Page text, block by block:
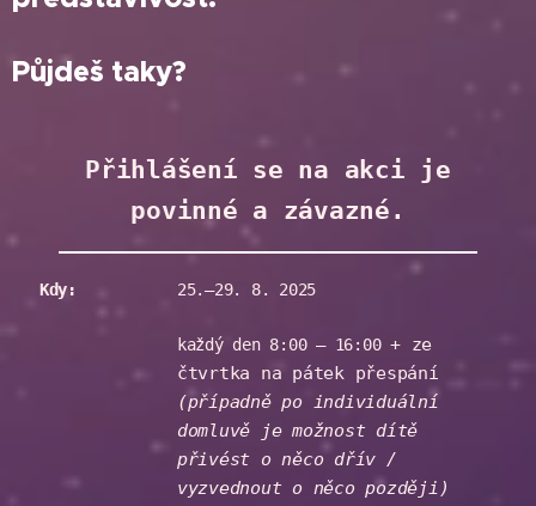
Půjdeš taky?
Přihlášení se na akci je
povinné a závazné.
Kdy: 25.–29. 8. 2025
každý den 8:00 – 16:00+ ze
čtvrtka na pátek přespání
(případně po individuální
domluvě je možnost dítě
přivést o něco dřív /
vyzvednout o něco později)